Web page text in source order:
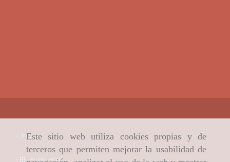
Este sitio web utiliza cookies propias y de
terceros que permiten mejorar la usabilidad de
Inicio
Aviso legal